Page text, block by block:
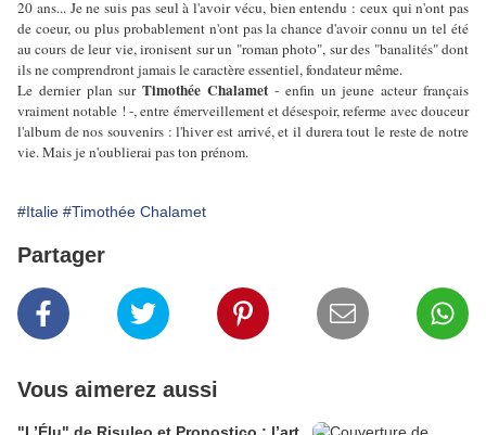
20 ans... Je ne suis pas seul à l'avoir vécu, bien entendu : ceux qui n'ont pas
de coeur, ou plus probablement n'ont pas la chance d'avoir connu un tel été
au cours de leur vie, ironisent sur un "roman photo", sur des "banalités" dont
ils ne comprendront jamais le caractère essentiel, fondateur même.
Le dernier plan surTimothée Chalamet- enfin un jeune acteur français
vraiment notable ! -, entre émerveillement et désespoir, referme avec douceur
l'album de nos souvenirs : l'hiver est arrivé, et il durera tout le reste de notre
vie. Mais je n'oublierai pas ton prénom.
#Italie #Timothée Chalamet
Partager
Vous aimerez aussi